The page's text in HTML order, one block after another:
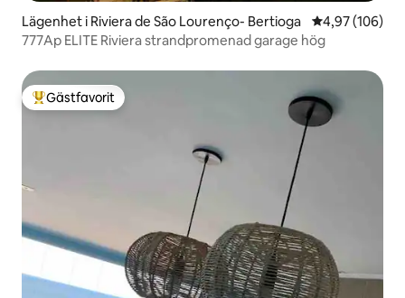
Lägenhet i Riviera de São Lourenço- Bertioga 4,97 av 5 i
4,97 (106)
777Ap ELITE Riviera strandpromenad garage hög
Populär gästfavorit
Gästfavorit